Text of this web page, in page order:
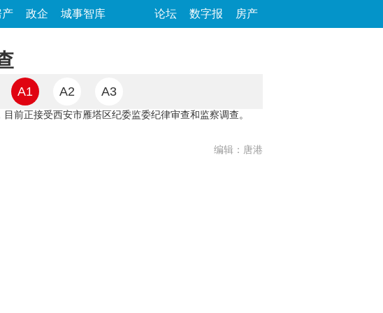
产 政企 城事智库 论坛 数字报 房产
A1 A2 A3
正接受西安市雁塔区纪委监委纪律审查和监察调查。
编辑：唐港